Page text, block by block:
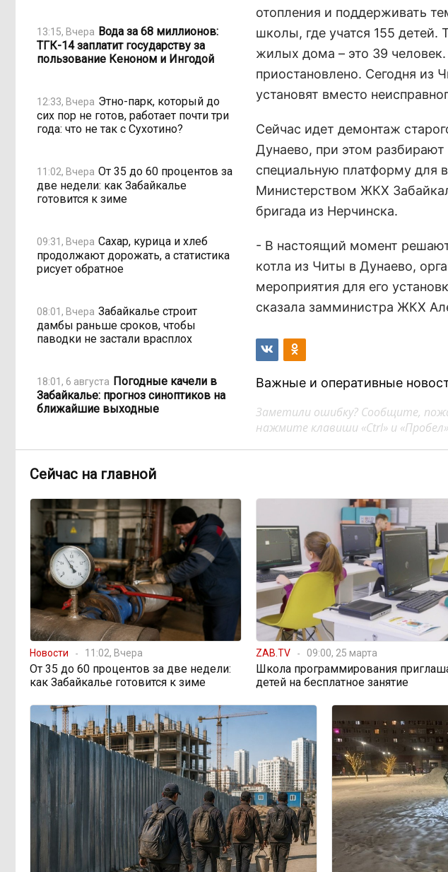
13:15, Вчера Вода за 68 миллионов:
ТГК-14 заплатит государству за
пользование Кеноном и Ингодой
12:33, Вчера Этно-парк, который до
сих пор не готов, работает почти три
года: что не так с Сухотино?
11:02, Вчера От 35 до 60 процентов за
две недели: как Забайкалье
готовится к зиме
09:31, Вчера Сахар, курица и хлеб
продолжают дорожать, а статистика
рисует обратное
08:01, Вчера Забайкалье строит
дамбы раньше сроков, чтобы
паводки не застали врасплох
18:01, 6 августа Погодные качели в
Забайкалье: прогноз синоптиков на
ближайшие выходные
16:58, 6 августа Консультанты
возглавили рейтинг самых
высокооплачиваемых подработок
15:02, 6 августа
«Ждать некогда»:
жители подтопленного Угдана
просят технику, пока чиновники
разводят руками
13:44, 6 августа Правительство РФ
легализует топливо стандарта
«Евро-2»
12:33, 6 августа Власти: Забайкалье
переживает туристический бум
11:05, 6 августа «В большинстве
регионов индексация прошла с 1
января»: почему Забайкалье
задержало повышение зарплат
бюджетникам
10:16, 6 августа
В Каларском
округе подрядчик и чиновник
попали под уголовные дела
отопления и поддерживать
школы, где учатся 155 детей.
жилых дома – это 39
приостановлено. Сегодня из
установят вместо
Сейчас идет демонтаж
Дунаево, при этом разбирают
специальную платформу для
Министерством ЖКХ
бригада из Нерчинска.
- В настоящий момент
котла из Читы в Дунаево,
мероприятия для его
сказала замминистра ЖКХ
Важные и оперативные
Заметили ошибку? Сообщите,
нажмите клавиши «Ctrl» и «Пробел»
Сейчас на главной
Новости 11:02, Вчера
От 35 до 60 процентов за две недели:
как Забайкалье готовится к зиме
ZAB.TV 09:00, 25 марта
Школа программирования
детей на бесплатное занятие